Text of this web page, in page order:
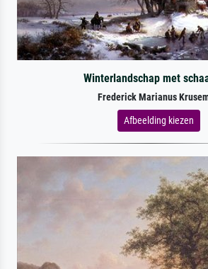
Winterlandschap met
Frederick Marianus
Afbeelding kiezen